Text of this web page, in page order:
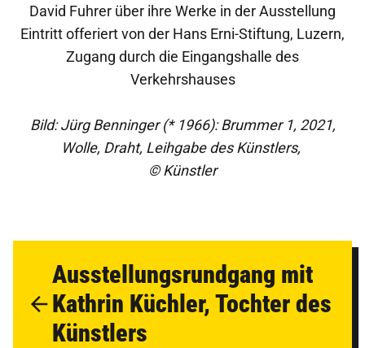
David Fuhrer über ihre Werke in der Ausstellung
Eintritt offeriert von der Hans Erni-Stiftung, Luzern,
Zugang durch die Eingangshalle des
Verkehrshauses
Bild: Jürg Benninger (* 1966): Brummer 1, 2021,
Wolle, Draht, Leihgabe des Künstlers,
© Künstler
Ausstellungsrundgang mit
Kathrin Küchler, Tochter des
Künstlers